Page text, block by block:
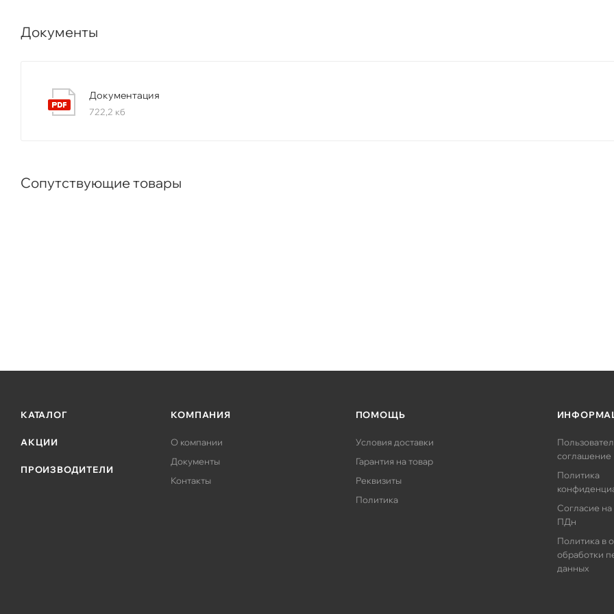
высокий уровень безопасности: ACL, IEEE 802.1X, port security, DOS attack prevention
SSL и SSH
поддерживаемые MGE SFP и SFP+ модули: MGBSX1 (MMF, 550м), MGBLX1 (SMF, 10км), MGBLH1 (SMF, 40км),
Документы
Документация
722,2 кб
Сопутствующие товары
КАТАЛОГ
АКЦИИ
ПРОИЗВОДИТЕЛИ
КОМПАНИЯ
О компании
Документы
Контакты
ПОМОЩЬ
Условия доставки
Гарантия на товар
Реквизиты
Политика
соглашение
Политика
Согласие на
ПДн
Политика в
обработки
данных